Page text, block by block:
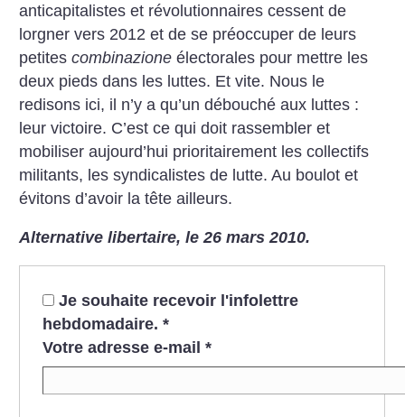
anticapitalistes et révolutionnaires cessent de
lorgner vers 2012 et de se préoccuper de leurs
petitescombinazione électorales pour mettre les
deux pieds dans les luttes. Et vite. Nous le
redisons ici, il n’y a qu’un débouché aux luttes :
leur victoire. C’est ce qui doit rassembler et
mobiliser aujourd’hui prioritairement les collectifs
militants, les syndicalistes de lutte. Au boulot et
évitons d’avoir la tête ailleurs.
Alternative libertaire, le 26 mars 2010.
Je souhaite recevoir l'infolettre
hebdomadaire. *
Votre adresse e-mail *